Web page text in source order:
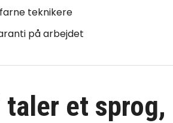
teknikere
på arbejdet
taler et